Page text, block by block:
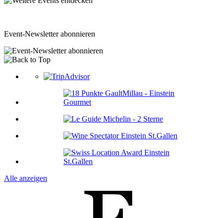
Event-Newsletter abonnieren
Alle anzeigen